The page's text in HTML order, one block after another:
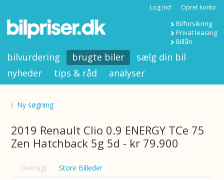
Log ind Opret konto
Bilforsikring
Privat leasing
Billån
bilvurdering brugte biler
sælg din bil
nyheder
tips & råd analyser
Ny søgning
2019 Renault Clio 0.9 ENERGY TCe 75
Zen Hatchback 5g 5d - kr 79.900
Oversigt Store Billeder